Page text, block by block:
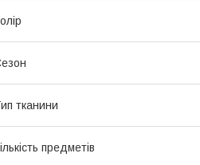
тканини
предметів